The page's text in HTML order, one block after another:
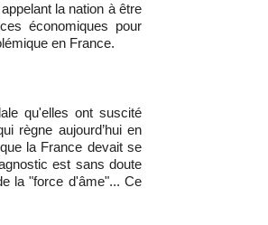
la nation à être
économiques pour
en France.
qu'elles ont suscité
règne aujourd’hui en
la France devait se
est sans doute
la "force d'âme"... Ce